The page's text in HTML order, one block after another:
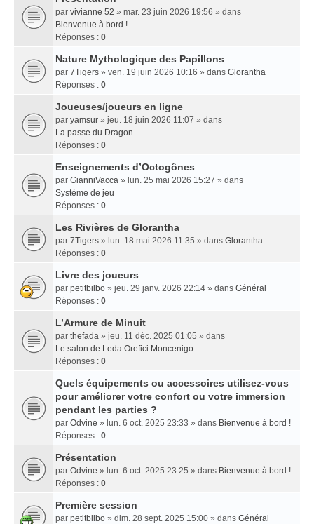
par vivianne 52 » mar. 23 juin 2026 19:56 » dans
Bienvenue à bord !
Réponses : 0
Nature Mythologique des Papillons
par 7Tigers » ven. 19 juin 2026 10:16 » dans Glorantha
Réponses : 0
Joueuses/joueurs en ligne
par yamsur » jeu. 18 juin 2026 11:07 » dans
La passe du Dragon
Réponses : 0
Enseignements dʼOctogônes
par GianniVacca » lun. 25 mai 2026 15:27 » dans
Système de jeu
Réponses : 0
Les Rivières de Glorantha
par 7Tigers » lun. 18 mai 2026 11:35 » dans Glorantha
Réponses : 0
Livre des joueurs
par petitbilbo » jeu. 29 janv. 2026 22:14 » dans Général
Réponses : 0
L’Armure de Minuit
par thefada » jeu. 11 déc. 2025 01:05 » dans
Le salon de Leda Orefici Moncenigo
Réponses : 0
Quels équipements ou accessoires utilisez-vous
pour améliorer votre confort ou votre immersion
pendant les parties ?
par Odvine » lun. 6 oct. 2025 23:33 » dans Bienvenue à bord !
Réponses : 0
Présentation
par Odvine » lun. 6 oct. 2025 23:25 » dans Bienvenue à bord !
Réponses : 0
Première session
par petitbilbo » dim. 28 sept. 2025 15:00 » dans Général